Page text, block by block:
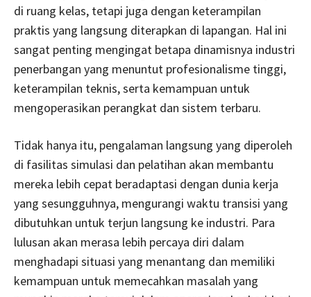
di ruang kelas, tetapi juga dengan keterampilan
praktis yang langsung diterapkan di lapangan. Hal ini
sangat penting mengingat betapa dinamisnya industri
penerbangan yang menuntut profesionalisme tinggi,
keterampilan teknis, serta kemampuan untuk
mengoperasikan perangkat dan sistem terbaru.
Tidak hanya itu, pengalaman langsung yang diperoleh
di fasilitas simulasi dan pelatihan akan membantu
mereka lebih cepat beradaptasi dengan dunia kerja
yang sesungguhnya, mengurangi waktu transisi yang
dibutuhkan untuk terjun langsung ke industri. Para
lulusan akan merasa lebih percaya diri dalam
menghadapi situasi yang menantang dan memiliki
kemampuan untuk memecahkan masalah yang